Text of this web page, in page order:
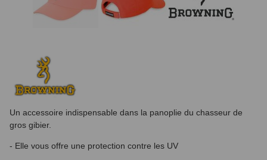
Un accessoire indispensable dans la panoplie du chasseur de
gros gibier.
- Elle vous offre une protection contre les UV